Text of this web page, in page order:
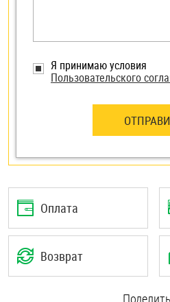
Я принимаю условия
Пользовательского
Оплата
Возврат